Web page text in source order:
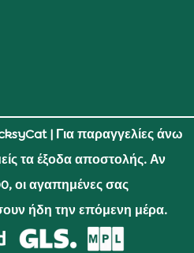
| Για παραγγελίες άνω
τα έξοδα αποστολής. Αν
οι αγαπημένες σας
ήδη την επόμενη μέρα.